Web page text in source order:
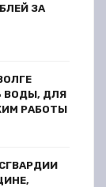
ЗА
ВОДЫ, ДЛЯ
РАБОТЫ